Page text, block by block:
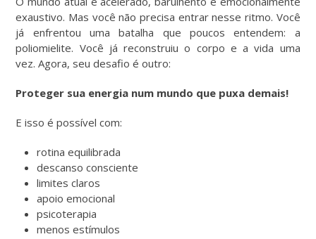
exaustivo. Mas você não precisa entrar nesse ritmo. Você
já enfrentou uma batalha que poucos entendem: a
poliomielite. Você já reconstruiu o corpo e a vida uma
vez. Agora, seu desafio é outro:
Proteger sua energia num mundo que puxa demais!
E isso é possível com:
rotina equilibrada
descanso consciente
limites claros
apoio emocional
psicoterapia
menos estímulos